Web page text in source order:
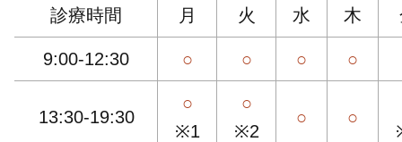
診療時間 月 火 水 木
9:00-12:30 ○ ○ ○ ○
13:30-19:30
○
※1
○
※2
○ ○